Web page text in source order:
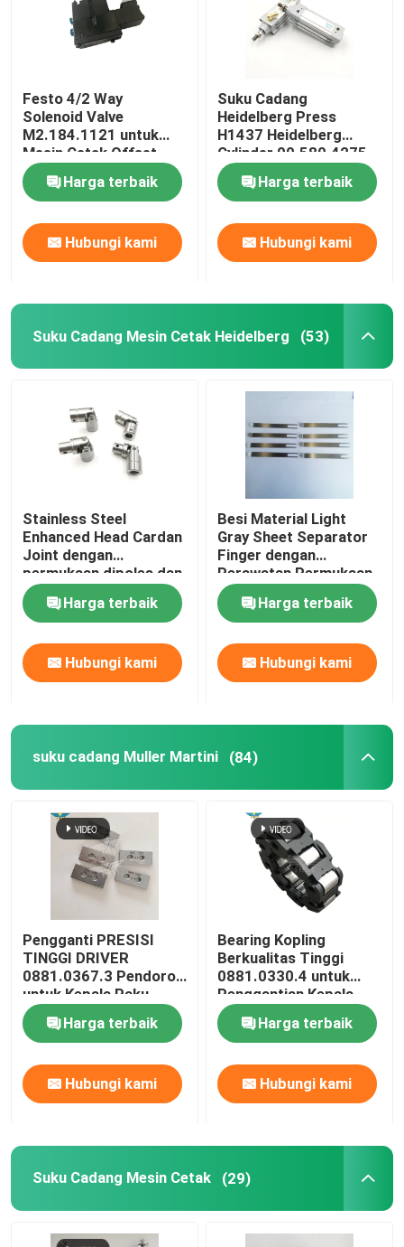
Festo 4/2 Way
Solenoid Valve
M2.184.1121 untuk
Mesin Cetak Offset
Heidelberg 6mm
Harga terbaik
Hubungi kami
Suku Cadang
Heidelberg Press
H1437 Heidelberg
Cylinder 00.580.4275
Ink Cylinder SM/CD102
SM74/52 Offset
Printing
Harga terbaik
Hubungi kami
Suku Cadang Mesin Cetak Heidelberg (53)
Stainless Steel
Enhanced Head Cardan
Joint dengan
permukaan dipoles dan
diameter lubang dalam
16mm untuk mesin
cetak SM102
Harga terbaik
Hubungi kami
Besi Material Light
Gray Sheet Separator
Finger dengan
Perawatan Permukaan
Polandia untuk
Heidelberg GTO52
Offset Printing
Machine
Harga terbaik
Hubungi kami
suku cadang Muller Martini (84)
Pengganti PRESISI
TINGGI DRIVER
0881.0367.3 Pendorong
untuk Kepala Paku
Muller Martini 75
Harga terbaik
Hubungi kami
Bearing Kopling
Berkualitas Tinggi
0881.0330.4 untuk
Penggantian Kepala
Jahit Muller Martini
Harga terbaik
Hubungi kami
Suku Cadang Mesin Cetak (29)